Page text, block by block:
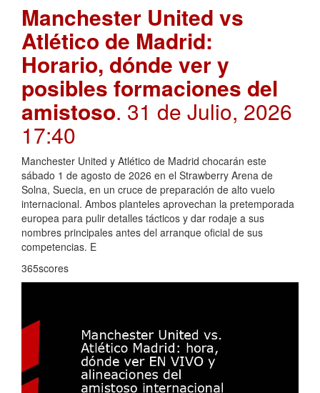
Manchester United vs
Atlético de Madrid:
Horario, dónde ver y
posibles formaciones del
amistoso. 31 de Julio, 2026
17:40
Manchester United y Atlético de Madrid chocarán este
sábado 1 de agosto de 2026 en el Strawberry Arena de
Solna, Suecia, en un cruce de preparación de alto vuelo
internacional. Ambos planteles aprovechan la pretemporada
europea para pulir detalles tácticos y dar rodaje a sus
nombres principales antes del arranque oficial de sus
competencias. E
365scores